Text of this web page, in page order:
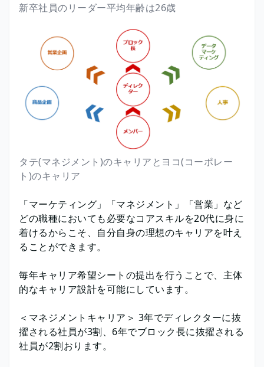
新卒社員のリーダー平均年齢は26歳
タテ(マネジメント)のキャリアとヨコ(コーポレー
ト)のキャリア
「マーケティング」「マネジメント」「営業」など
どの職種においても必要なコアスキルを20代に身に
着けるからこそ、自分自身の理想のキャリアを叶え
ることができます。
毎年キャリア希望シートの提出を行うことで、主体
的なキャリア設計を可能にしています。
＜マネジメントキャリア＞ 3年でディレクターに抜
擢される社員が3割、6年でブロック長に抜擢される
社員が2割おります。